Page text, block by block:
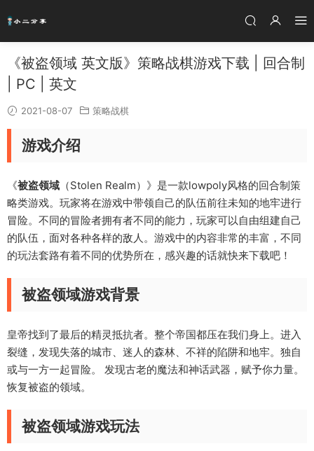
《被盗领域 英文版》策略战棋游戏下载 | 回合制
| PC | 英文
2021-08-07 策略战棋
游戏介绍
《被盗领域 （Stolen Realm）》是一款lowpoly风格的回合制策
略类游戏。玩家将在游戏中带领自己的队伍前往未知的地牢进行
冒险。不同的冒险者拥有者不同的能力，玩家可以自由组建自己
的队伍，面对各种各样的敌人。游戏中的内容非常的丰富，不同
的玩法套路有着不同的优势所在，感兴趣的话就快来下载吧！
被盗领域游戏背景
皇帝找到了最后的精灵抵抗者。整个帝国都压在我们身上。进入
裂缝，发现失落的城市、迷人的森林、不祥的陷阱和地牢。独自
或与一方一起冒险。 发现古老的魔法和神话武器，赋予你力量。
恢复被盗的领域。
被盗领域游戏玩法